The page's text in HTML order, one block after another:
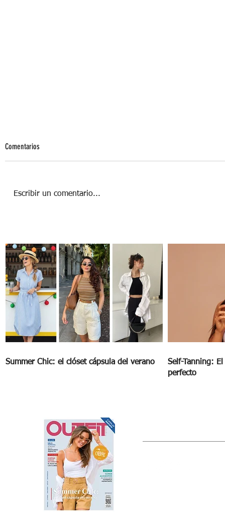
Comentarios
Escribir un comentario...
Summer Chic: el clóset cápsula del verano
Self-Tanning:
perfecto